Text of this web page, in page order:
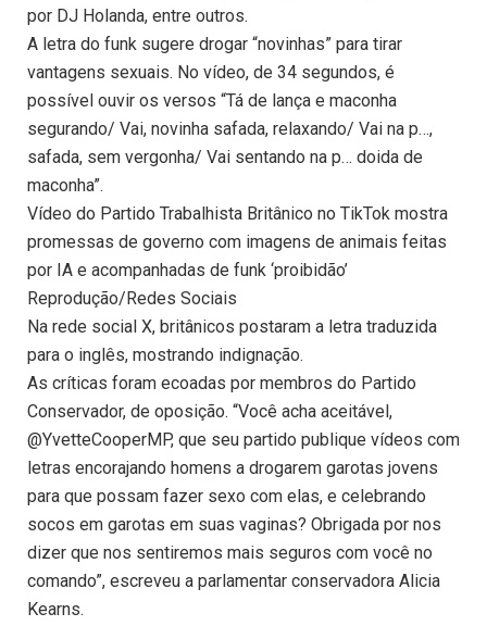
por DJ Holanda, entre outros.
A letra do funk sugere drogar “novinhas” para tirar
vantagens sexuais. No vídeo, de 34 segundos, é
possível ouvir os versos “Tá de lança e maconha
segurando/ Vai, novinha safada, relaxando/ Vai na p…,
safada, sem vergonha/ Vai sentando na p… doida de
maconha”.
Vídeo do Partido Trabalhista Britânico no TikTok mostra
promessas de governo com imagens de animais feitas
por IA e acompanhadas de funk ‘proibidão’
Reprodução/Redes Sociais
Na rede social X, britânicos postaram a letra traduzida
para o inglês, mostrando indignação.
As críticas foram ecoadas por membros do Partido
Conservador, de oposição. “Você acha aceitável,
@YvetteCooperMP, que seu partido publique vídeos com
letras encorajando homens a drogarem garotas jovens
para que possam fazer sexo com elas, e celebrando
socos em garotas em suas vaginas? Obrigada por nos
dizer que nos sentiremos mais seguros com você no
comando”, escreveu a parlamentar conservadora Alicia
Kearns.